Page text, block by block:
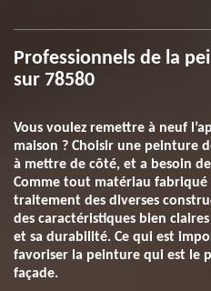
Professionnels de la
sur 78580
Vous voulez remettre à neuf
maison ? Choisir une peinture
à mettre de côté, et a besoin
Comme tout matériau
traitement des diverses
des caractéristiques bien
et sa durabilité. Ce qui est
favoriser la peinture qui est le
façade.